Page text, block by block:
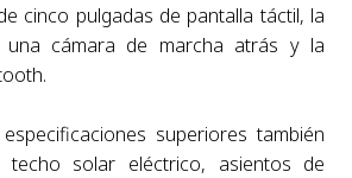
cinco pulgadas de pantalla táctil, la
una cámara de marcha atrás y la
superiores también
techo solar eléctrico, asientos de